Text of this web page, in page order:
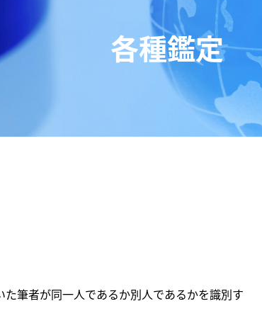
各種鑑定
筆者が同一人であるか別人であるかを識別す